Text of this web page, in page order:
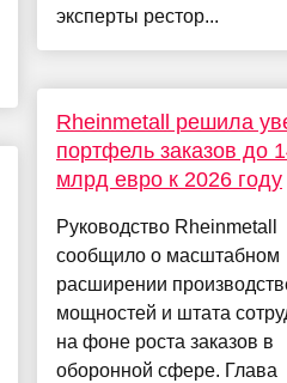
эксперты рестор...
Rheinmetall решила
портфель заказов до
млрд евро к 2026 году
Руководство Rheinmetall
сообщило о масштабном
расширении
мощностей и штата
на фоне роста заказов в
оборонной сфере. Глава